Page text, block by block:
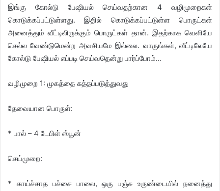
இங்கு கோல்டு பேஷியல் செய்வதற்கான 4 வழிமுறைகள்
கொடுக்கப்பட்டுள்ளது. இதில் கொடுக்கப்பட்டுள்ள பொருட்கள்
அனைத்தும் வீட்டிலிருக்கும் பொருட்கள் தான். இதற்காக வெளியே
செல்ல வேண்டுமென்ற அவசியமே இல்லை. வாருங்கள், வீட்டிலேயே
கோல்டு பேஷியல் எப்படி செய்வதென்று பார்ப்போம்…
வழிமுறை 1: முகத்தை சுத்தப்படுத்துவது
தேவையான பொருள்:
* பால் – 4 டேபிள் ஸ்பூன்
செய்முறை:
* காய்ச்சாத பச்சை பாலை, ஒரு பஞ்சு உருண்டையில் நனைத்து